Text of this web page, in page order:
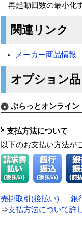
再起動回数の最小化
関連リンク
メーカー商品情報
オプション
ぷらっとオンライ
支払方法について
以下のお支払い方法が
売掛取引(後払い) 銀
⇒支払方法について詳